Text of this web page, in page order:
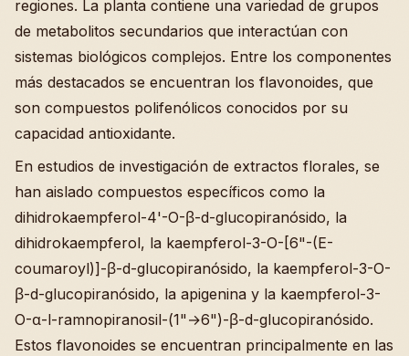
regiones. La planta contiene una variedad de grupos
de metabolitos secundarios que interactúan con
sistemas biológicos complejos. Entre los componentes
más destacados se encuentran los flavonoides, que
son compuestos polifenólicos conocidos por su
capacidad antioxidante.
En estudios de investigación de extractos florales, se
han aislado compuestos específicos como la
dihidrokaempferol-4'-O-β-d-glucopiranósido, la
dihidrokaempferol, la kaempferol-3-O-[6"-(E-
coumaroyl)]-β-d-glucopiranósido, la kaempferol-3-O-
β-d-glucopiranósido, la apigenina y la kaempferol-3-
O-α-l-ramnopiranosil-(1"→6")-β-d-glucopiranósido.
Estos flavonoides se encuentran principalmente en las